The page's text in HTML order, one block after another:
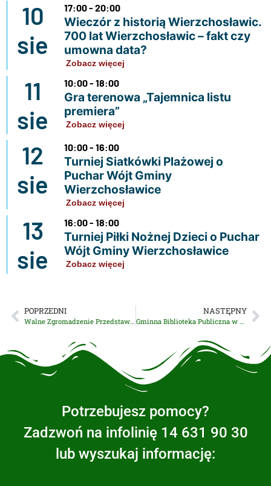
10
sie
17:00 - 20:00
Wieczór z historią Wierzchosławic.
700 lat Wierzchosławic – fakt czy
umowna data?
Zobacz więcej
11
sie
10:00 - 18:00
Gra terenowa „Tajemnica listu
premiera”
Zobacz więcej
12
sie
10:00 - 16:00
Turniej Siatkówki Plażowej o
Puchar Wójt Gminy
Wierzchosławice
Zobacz więcej
13
sie
16:00 - 18:00
Turniej Piłki Nożnej Dzieci o Puchar
Wójt Gminy Wierzchosławice
Zobacz więcej
POPRZEDNI
Walne Zgromadzenie Przedstawicieli Gminnej Spółki Wodnej odbędzie się 19 lutego
NASTĘPNY
Gminna Biblioteka Publiczna w Wierzchosławicach poleca się na ferie … i nie tylko
Potrzebujesz pomocy?
Zadzwoń na infolinię 14 631 90 30
lub wyszukaj informację: